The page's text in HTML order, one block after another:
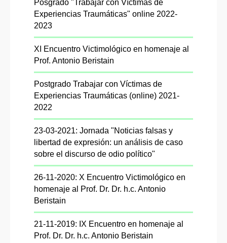
Posgrado "Trabajar con Víctimas de
Experiencias Traumáticas" online 2022-
2023
XI Encuentro Victimológico en homenaje al
Prof. Antonio Beristain
Postgrado Trabajar con Víctimas de
Experiencias Traumáticas (online) 2021-
2022
23-03-2021: Jornada "Noticias falsas y
libertad de expresión: un análisis de caso
sobre el discurso de odio político"
26-11-2020: X Encuentro Victimológico en
homenaje al Prof. Dr. Dr. h.c. Antonio
Beristain
21-11-2019: IX Encuentro en homenaje al
Prof. Dr. Dr. h.c. Antonio Beristain